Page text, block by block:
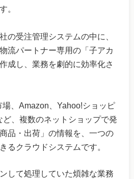
。
の受注管理システムの中に、
流パートナー専用の「子アカ
成し、業務を劇的に効率化さ
、Amazon、Yahoo!ショッピ
、複数のネットショップで発
品・出荷」の情報を、一つの
るクラウドシステムです。
して処理していた煩雑な業務